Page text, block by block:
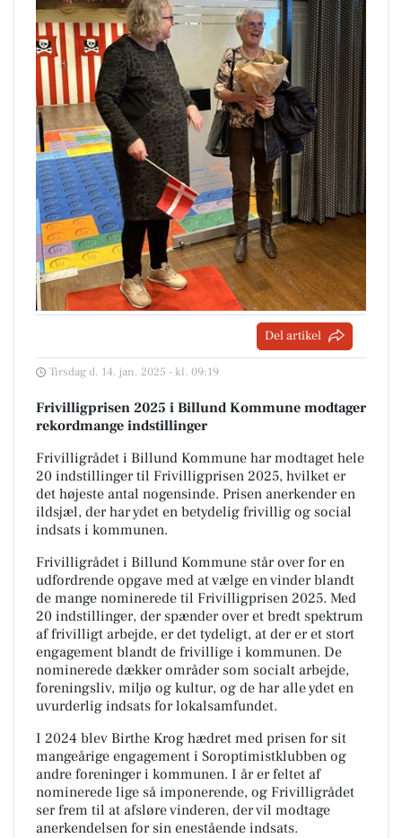
Del artikel
Tirsdag d. 14. jan. 2025 - kl. 09:19
Frivilligprisen 2025 i Billund Kommune modtager
rekordmange indstillinger
Frivilligrådet i Billund Kommune har modtaget hele
20 indstillinger til Frivilligprisen 2025, hvilket er
det højeste antal nogensinde. Prisen anerkender en
ildsjæl, der har ydet en betydelig frivillig og social
indsats i kommunen.
Frivilligrådet i Billund Kommune står over for en
udfordrende opgave med at vælge en vinder blandt
de mange nominerede til Frivilligprisen 2025. Med
20 indstillinger, der spænder over et bredt spektrum
af frivilligt arbejde, er det tydeligt, at der er et stort
engagement blandt de frivillige i kommunen. De
nominerede dækker områder som socialt arbejde,
foreningsliv, miljø og kultur, og de har alle ydet en
uvurderlig indsats for lokalsamfundet.
I 2024 blev Birthe Krog hædret med prisen for sit
mangeårige engagement i Soroptimistklubben og
andre foreninger i kommunen. I år er feltet af
nominerede lige så imponerende, og Frivilligrådet
ser frem til at afsløre vinderen, der vil modtage
anerkendelsen for sin enestående indsats.